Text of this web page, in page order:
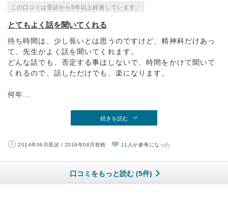
この口コミは受診から5年以上経過しています。
とてもよく話を聞いてくれる
待ち時間は、少し長いとは思うのですけど、精神科だけあっ
て、先生がよく話を聞いてくれます。
どんな話でも、否定する事はしないで、時間をかけて聞いて
くれるので、話しただけでも、楽になります。
何年...
続きを読む
2014年06月受診 / 2016年08月投稿 11人が参考になった
口コミをもっと読む (5件)